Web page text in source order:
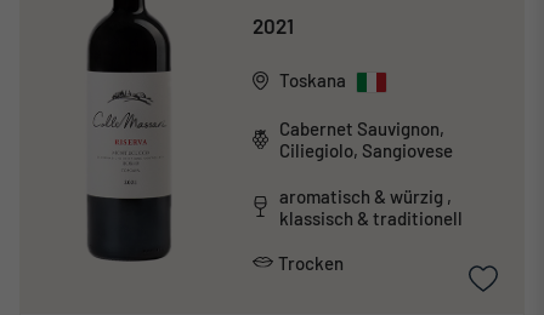
2021
Toskana
Cabernet Sauvignon,
Ciliegiolo, Sangiovese
aromatisch & würzig ,
klassisch & traditionell
Trocken